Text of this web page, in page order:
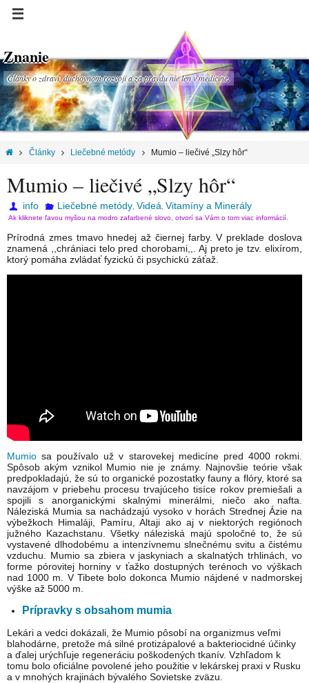
Znanie
Články o zdraví, duchovnom rozvoji a za pravdu nie len v medicíne.
Články Liečebné metódy Mumio – liečivé „Slzy hôr“
Mumio – liečivé „Slzy hôr“
info Liečebné metódy, Videá Vitamíny a Minerály
Ak kliknete ľavou myšou na modro zafarbené slovo, otvorí sa Vám o tom viac informácií.
Prírodná zmes tmavo hnedej až čiernej farby. V preklade doslova
znamená ,,chrániaci telo pred chorobami,,. Aj preto je tzv. elixírom,
ktorý pomáha zvládať fyzickú či psychickú záťaž.
Mumio sa používalo už v starovekej medicíne pred 4000 rokmi.
Spôsob akým vznikol Mumio nie je známy. Najnovšie teórie však
predpokladajú, že sú to organické pozostatky fauny a flóry, ktoré sa
navzájom v priebehu procesu trvajúceho tisíce rokov premiešali a
spojili s anorganickými skalnými minerálmi, niečo ako nafta.
Náleziská Mumia sa nachádzajú vysoko v horách Strednej Ázie na
výbežkoch Himaláji, Pamíru, Altaji ako aj v niektorých regiónoch
južného Kazachstanu. Všetky náleziská majú spoločné to, že sú
vystavené dlhodobému a intenzívnemu slnečnému svitu a čistému
vzduchu. Mumio sa zbiera v jaskyniach a skalnatých trhlinách, vo
forme pórovitej horniny v ťažko dostupných terénoch vo výškach
nad 1000 m. V Tibete bolo dokonca Mumio nájdené v nadmorskej
výške až 5000 m.
Prípravky s obsahom mumia
Lekári a vedci dokázali, že Mumio pôsobí na organizmus veľmi
blahodárne, pretože má silné protizápalové a bakteriocidné účinky
a ďalej urýchľuje regeneráciu poškodených tkanív. Vzhľadom k
tomu bolo oficiálne povolené jeho použitie v lekárskej praxi v Rusku
a v mnohých krajinách bývalého Sovietske zväzu.